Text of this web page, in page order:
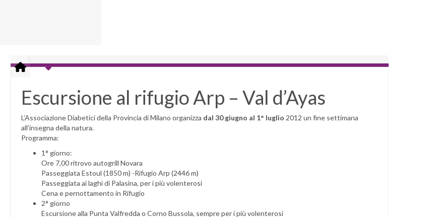
Escursione al rifugio Arp – Val d’Ayas
L’Associazione Diabetici della Provincia di Milano organizza dal 30 giugno al 1° luglio 2012 un fine settimana
all’insegna della natura.
Programma:
1° giorno:
Ore 7,00 ritrovo autogrill Novara
Passeggiata Estoul (1850 m) -Rifugio Arp (2446 m)
Passeggiata ai laghi di Palasina, per i più volenterosi
Cena e pernottamento in Rifugio
2° giorno
Escursione alla Punta Valfredda o Corno Bussola, sempre per i più volenterosi